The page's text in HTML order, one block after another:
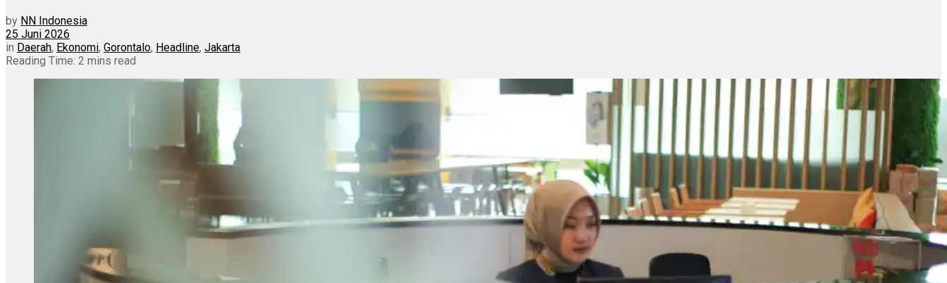
by NN Indonesia
25 Juni 2026
in Daerah, Ekonomi, Gorontalo, Headline, Jakarta
Reading Time: 2 mins read